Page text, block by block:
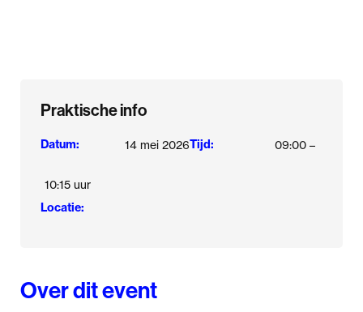
Praktische info
Datum: 14 mei 2026Tijd: 09:00 –
10:15 uur
Locatie:
Over dit event